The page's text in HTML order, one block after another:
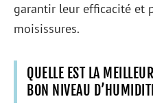
garantir leur efficacité et
moisissures.
QUELLE EST LA
BON NIVEAU